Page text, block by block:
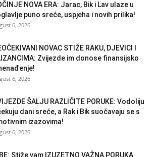
NOVA ERA: Jarac, Bik i Lav ulaze u
puno sreće, uspjeha i novih prilika!
6, 2026
NOVAC STIŽE RAKU, DJEVICI I
Zvijezde im donose finansijsko
6, 2026
ŠALJU RAZLIČITE PORUKE: Vodoliju
dani sreće, a Rak i Bik suočavaju se s
izazovima!
6, 2026
Stiže vam IZUZETNO VAŽNA PORUKA